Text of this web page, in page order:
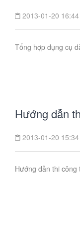
2013-01-20 16:44
Tổng hợp dụng cụ
Hướng dẫn
2013-01-20 15:34
Hướng dẫn thi